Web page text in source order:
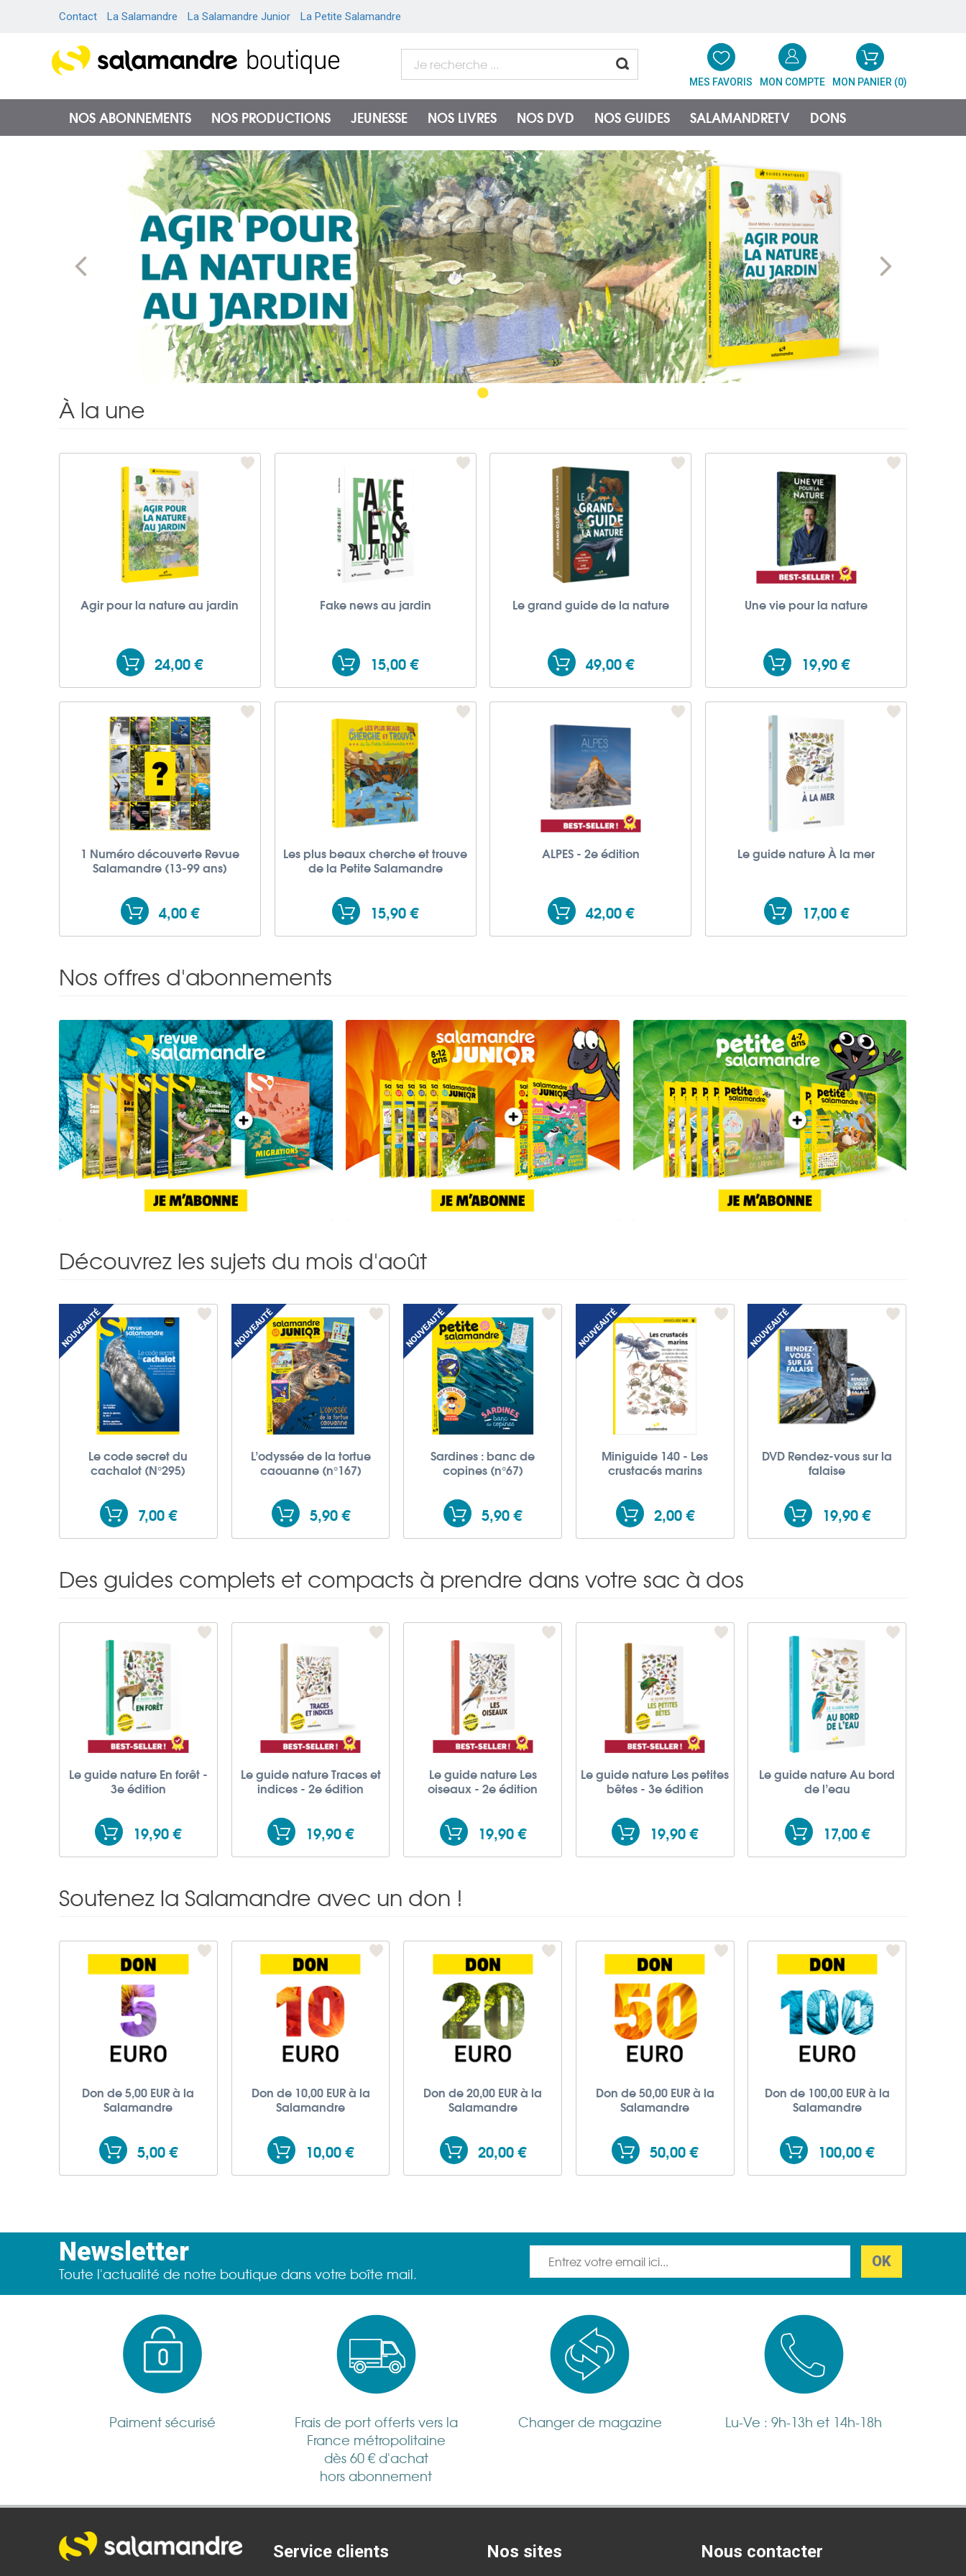
Contact La Salamandre La Salamandre Junior La Petite Salamandre
MES FAVORIS MON COMPTE MON PANIER (0)
NOS ABONNEMENTS NOS PRODUCTIONS JEUNESSE NOS LIVRES NOS DVD NOS GUIDES SALAMANDRETV DONS
•
À la une
Agir pour la nature au jardin
24,00 €
Fake news au jardin
15,00 €
Le grand guide de la nature
49,00 €
Une vie pour la nature
19,90 €
1 Numéro découverte Revue
Salamandre (13-99 ans)
4,00 €
Les plus beaux cherche et trouve
de la Petite Salamandre
15,90 €
ALPES - 2e édition
42,00 €
Le guide nature À la mer
17,00 €
Nos offres d'abonnements
Découvrez les sujets du mois d'août
Le code secret du
cachalot (N°295)
7,00 €
L’odyssée de la tortue
caouanne (n°167)
5,90 €
Sardines : banc de
copines (n°67)
5,90 €
Miniguide 140 - Les
crustacés marins
2,00 €
DVD Rendez-vous sur la
falaise
19,90 €
Des guides complets et compacts à prendre dans votre sac à dos
Le guide nature En forêt -
3e édition
19,90 €
Le guide nature Traces et
indices - 2e édition
19,90 €
Le guide nature Les
oiseaux - 2e édition
19,90 €
Le guide nature Les petites
bêtes - 3e édition
19,90 €
Le guide nature Au bord
de l’eau
17,00 €
Soutenez la Salamandre avec un don !
Don de 5,00 EUR à la
Salamandre
5,00 €
Don de 10,00 EUR à la
Salamandre
10,00 €
Don de 20,00 EUR à la
Salamandre
20,00 €
Don de 50,00 EUR à la
Salamandre
50,00 €
Don de 100,00 EUR à la
Salamandre
100,00 €
Newsletter
Toute l'actualité de notre boutique dans votre boîte mail.
Paiment sécurisé
Frais de port offerts vers la
France métropolitaine
dès 60 € d'achat
hors abonnement
Changer de magazine Lu-Ve : 9h-13h et 14h-18h
Service clients Nos sites Nous contacter